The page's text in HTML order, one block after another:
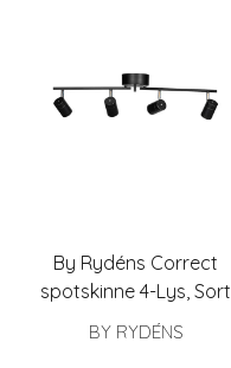
By Rydéns Correct
spotskinne 4-Lys, Sort
BY RYDÉNS